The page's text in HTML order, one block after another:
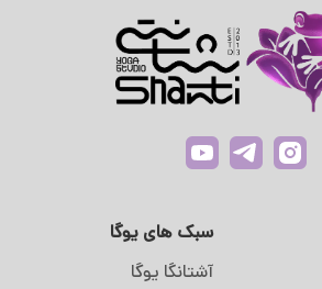
سبک های یوگا
آشتانگا یوگا